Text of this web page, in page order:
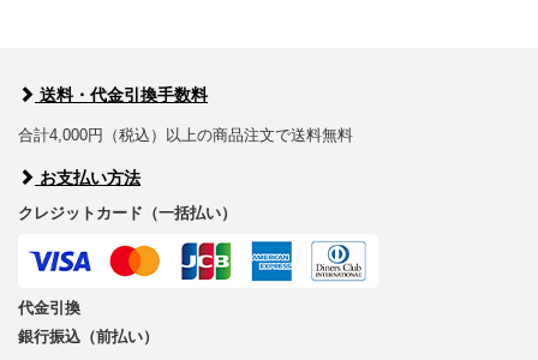
送料・代金引換手数料
合計4,000円（税込）以上の商品注文で送料無料
お支払い方法
クレジットカード（一括払い）
代金引換
銀行振込（前払い）